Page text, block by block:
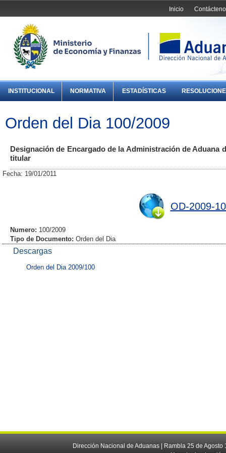
Inicio
INSTITUCIONAL NORMATIVA ESTADÍSTICAS
Orden del Dia 100/2009
Designación de Encargado de la Administración de Aduana
titular
Fecha: 19/01/2011
OD-2009-
Numero: 100/2009
Tipo de Documento: Orden del Dia
Descargas
Orden del Dia 2009/100
Dirección Nacional de Aduanas | Rambla 25 de